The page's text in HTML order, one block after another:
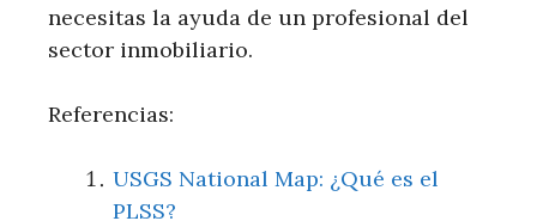
necesitas la ayuda de un profesional del
sector inmobiliario.
Referencias:
USGS National Map: ¿Qué es el
PLSS?